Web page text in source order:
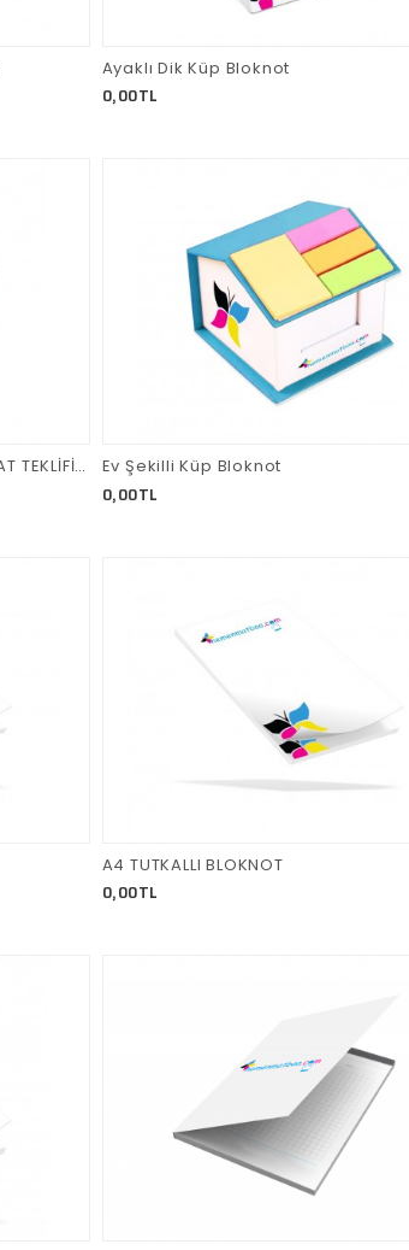
Ayaklı Dik Küp Bloknot
0,00TL
Sert (Mukavva) Kapaklı Defter FİYAT TEKLİFİ ALMAK İÇİN TIKLAYINIZ. Ev Şekilli Küp Bloknot
0,00TL
A4 TUTKALLI BLOKNOT
0,00TL